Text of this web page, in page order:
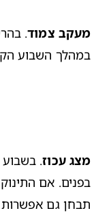
מעקב צמוד
במהלך השבוע
מצג עכוז
בפנים. אם
תבחן גם אפשרות